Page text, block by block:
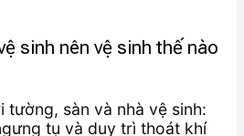
sinh nên vệ sinh thế nào
tường, sàn và nhà vệ sinh:
tụ và duy trì thoát khí